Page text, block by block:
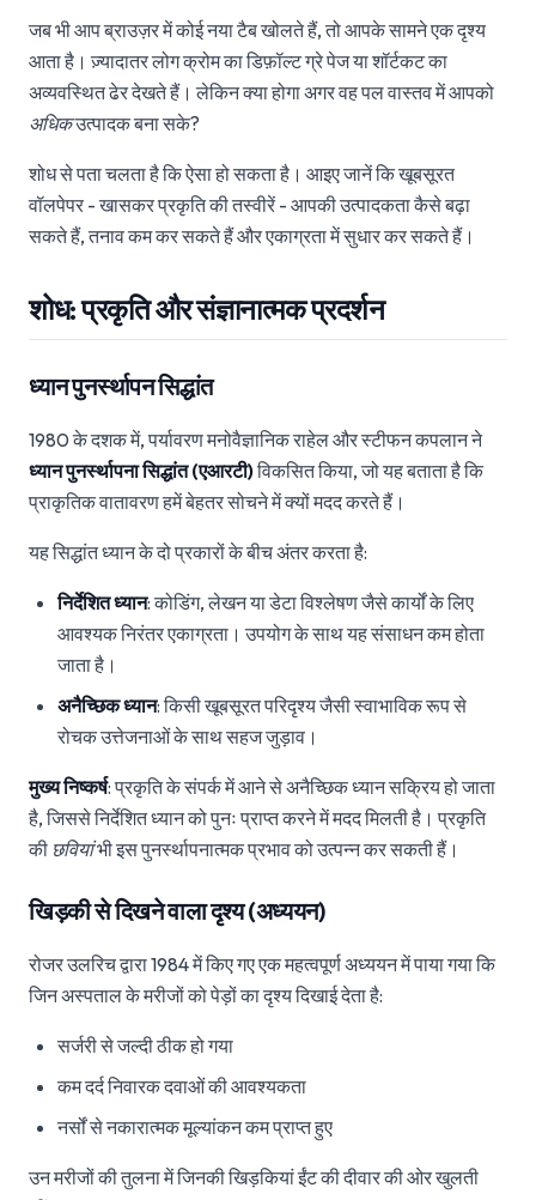
जब भी आप ब्राउज़र में कोई नया टैब खोलते हैं, तो आपके सामने एक दृश्य
आता है। ज़्यादातर लोग क्रोम का डिफ़ॉल्ट ग्रे पेज या शॉर्टकट का
अव्यवस्थित ढेर देखते हैं। लेकिन क्या होगा अगर वह पल वास्तव में आपको
अधिकउत्पादक बना सके?
शोध से पता चलता है कि ऐसा हो सकता है। आइए जानें कि खूबसूरत
वॉलपेपर - खासकर प्रकृति की तस्वीरें - आपकी उत्पादकता कैसे बढ़ा
सकते हैं, तनाव कम कर सकते हैं और एकाग्रता में सुधार कर सकते हैं।
शोध: प्रकृति और संज्ञानात्मक प्रदर्शन
ध्यान पुनर्स्थापन सिद्धांत
1980 के दशक में, पर्यावरण मनोवैज्ञानिक राहेल और स्टीफन कपलान ने
ध्यान पुनर्स्थापना सिद्धांत (एआरटी)विकसित किया, जो यह बताता है कि
प्राकृतिक वातावरण हमें बेहतर सोचने में क्यों मदद करते हैं।
यह सिद्धांत ध्यान के दो प्रकारों के बीच अंतर करता है:
निर्देशित ध्यान: कोडिंग, लेखन या डेटा विश्लेषण जैसे कार्यों के लिए
आवश्यक निरंतर एकाग्रता। उपयोग के साथ यह संसाधन कम होता
जाता है।
अनैच्छिक ध्यान: किसी खूबसूरत परिदृश्य जैसी स्वाभाविक रूप से
रोचक उत्तेजनाओं के साथ सहज जुड़ाव।
मुख्य निष्कर्ष: प्रकृति के संपर्क में आने से अनैच्छिक ध्यान सक्रिय हो जाता
है, जिससे निर्देशित ध्यान को पुनः प्राप्त करने में मदद मिलती है। प्रकृति
की छवियांभी इस पुनर्स्थापनात्मक प्रभाव को उत्पन्न कर सकती हैं।
खिड़की से दिखने वाला दृश्य (अध्ययन)
रोजर उलरिच द्वारा 1984 में किए गए एक महत्वपूर्ण अध्ययन में पाया गया कि
जिन अस्पताल के मरीजों को पेड़ों का दृश्य दिखाई देता है:
सर्जरी से जल्दी ठीक हो गया
कम दर्द निवारक दवाओं की आवश्यकता
नर्सों से नकारात्मक मूल्यांकन कम प्राप्त हुए
उन मरीजों की तुलना में जिनकी खिड़कियां ईंट की दीवार की ओर खुलती